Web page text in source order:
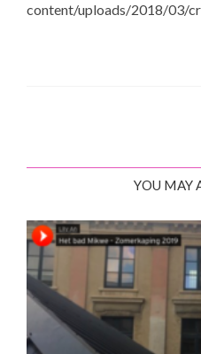
content/uploads/2018/03/
YOU MAY